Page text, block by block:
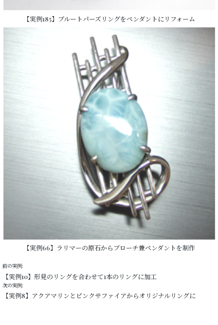
【実例185】ブルートパーズリングをペンダントにリフォーム
【実例66】ラリマーの原石からブローチ兼ペンダントを制作
前の実例:
【実例10】形見のリングを合わせて1本のリングに加工
次の実例:
【実例8】アクアマリンとピンクサファイアからオリジナルリングに